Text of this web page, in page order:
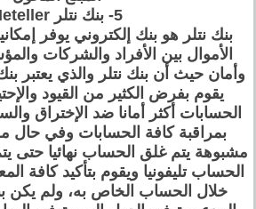
5- بنك نتلر Neteller
بنك نتلر هو بنك إلكتروني يوفر
الأموال بين الأفراد والشركات
وأمان حيث أن بنك نتلر والذي يعتبر
يقوم بفرض الكثير من القيود
الحسابات أكثر أمانا ضد الإختراق
بمراقبة كافة الحسابات وفي حال
مشبوهة يتم غلق الحساب نهائيا حتى
الحساب تليفونيا ويقوم بتأكيد كافة
خلال الحساب الخاص به، ولم يكن